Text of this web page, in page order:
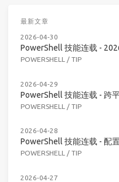
最新文章
2026-04-30
PowerShell 技能连载 -
POWERSHELL / TIP
2026-04-29
PowerShell 技能连载 - 跨
POWERSHELL / TIP
2026-04-28
PowerShell 技能连载 - 配
POWERSHELL / TIP
2026-04-27